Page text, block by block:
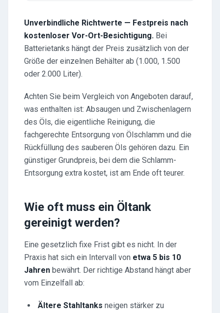
Unverbindliche Richtwerte — Festpreis nach
kostenloser Vor-Ort-Besichtigung. Bei
Batterietanks hängt der Preis zusätzlich von der
Größe der einzelnen Behälter ab (1.000, 1.500
oder 2.000 Liter).
Achten Sie beim Vergleich von Angeboten darauf,
was enthalten ist: Absaugen und Zwischenlagern
des Öls, die eigentliche Reinigung, die
fachgerechte Entsorgung von Ölschlamm und die
Rückfüllung des sauberen Öls gehören dazu. Ein
günstiger Grundpreis, bei dem die Schlamm-
Entsorgung extra kostet, ist am Ende oft teurer.
Wie oft muss ein Öltank
gereinigt werden?
Eine gesetzlich fixe Frist gibt es nicht. In der
Praxis hat sich ein Intervall von etwa 5 bis 10
Jahren bewährt. Der richtige Abstand hängt aber
vom Einzelfall ab:
Ältere Stahltanks neigen stärker zu